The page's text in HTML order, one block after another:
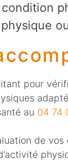
pour
au 04 74
de